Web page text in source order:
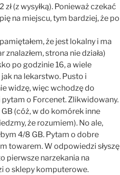
(z wysyłką). Ponieważ czekać
na miejscu, tym bardziej, że po
że jest lokalny i ma
strona nie działa)
po godzinie 16, a wiele
na lekarstwo. Pusto i
widzę, więc wchodzę do
o Forcenet. Zlikwidowany.
(cóż, w do komórek inne
że rozumiem). No ale,
4/8 GB. Pytam o dobre
towarem. W odpowiedzi słyszę
pierwsze narzekania na
o sklepy komputerowe.